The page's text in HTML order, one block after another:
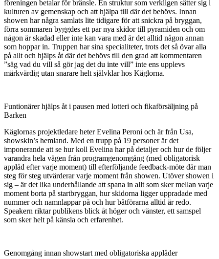
föreningen betalar för bränsle. En struktur som verkligen sätter sig i
kulturen av gemenskap och att hjälpa till där det behövs. Innan
showen har några samlats lite tidigare för att snickra på bryggan,
förra sommaren byggdes ett par nya skidor till pyramiden och om
någon är skadad eller inte kan vara med är det alltid någon annan
som hoppar in. Truppen har sina specialiteter, trots det så övar alla
på allt och hjälps åt där det behövs till den grad att kommentaren
”säg vad du vill så gör jag det du inte vill” inte ens upplevs
märkvärdig utan snarare helt självklar hos Käglorna.
Funtionärer hjälps åt i pausen med lotteri och fikaförsäljning på
Barken
Käglornas projektledare heter Evelina Peroni och är från Usa,
showskin’s hemland. Med en trupp på 19 personer är det
imponerande att se hur koll Evelina har på detaljer och hur de följer
varandra hela vägen från programgenomgång (med obligatorisk
applåd efter varje moment) till efterföljande feedback-möte där man
steg för steg utvärderar varje moment från showen. Utöver showen i
sig – är det lika underhållande att spana in allt som sker mellan varje
moment borta på startbryggan, hur skidorna ligger uppradade med
nummer och namnlappar på och hur båtförarna alltid är redo.
Speakern riktar publikens blick åt höger och vänster, ett samspel
som sker helt på känsla och erfarenhet.
Genomgång innan showstart med obligatoriska applåder